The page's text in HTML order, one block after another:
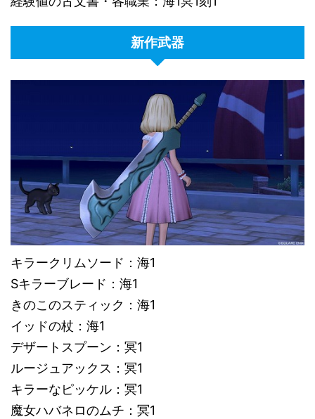
新作武器
キラークリムソード：海1
Sキラーブレード：海1
きのこのスティック：海1
イッドの杖：海1
デザートスプーン：冥1
ルージュアックス：冥1
キラーなピッケル：冥1
魔女ハバネロのムチ：冥1